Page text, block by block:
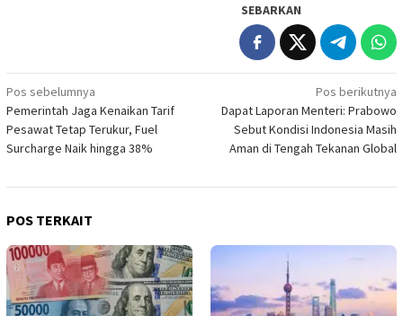
SEBARKAN
Navigasi
pos
Pos sebelumnya
Pemerintah Jaga Kenaikan Tarif
Pesawat Tetap Terukur, Fuel
Surcharge Naik hingga 38%
Pos berikutnya
Dapat Laporan Menteri: Prabowo
Sebut Kondisi Indonesia Masih
Aman di Tengah Tekanan Global
POS TERKAIT